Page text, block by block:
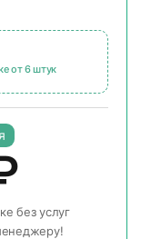
от 6 штук
без услуг